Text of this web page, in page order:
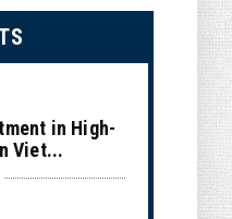
in High-
Viet...